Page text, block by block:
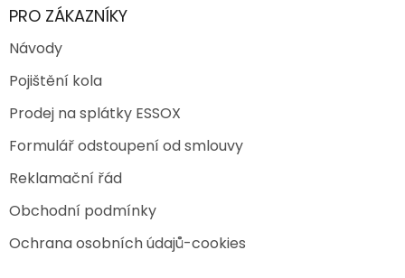
PRO ZÁKAZNÍKY
Návody
Pojištění kola
Prodej na splátky ESSOX
Formulář odstoupení od smlouvy
Reklamační řád
Obchodní podmínky
Ochrana osobních údajů-cookies